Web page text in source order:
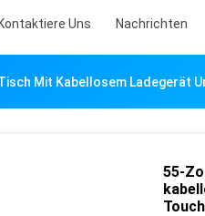
Kontaktiere Uns Nachrichten
Mit Kabellosem Ladegerät
55-